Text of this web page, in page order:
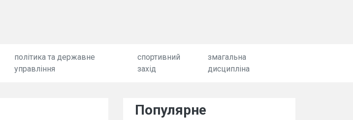
політика та державне
управління
спортивний
захід
змагальна
дисципліна
Популярне